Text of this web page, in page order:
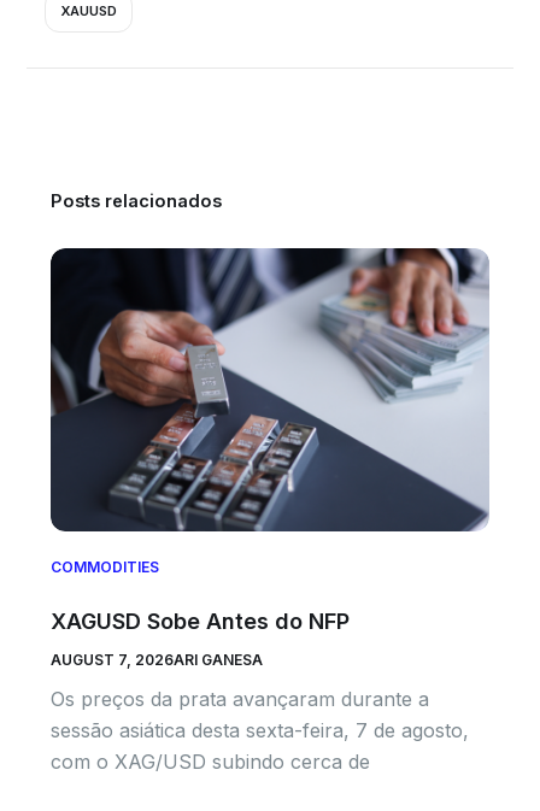
XAUUSD
Posts relacionados
COMMODITIES
XAGUSD Sobe Antes do NFP
AUGUST 7, 2026ARI GANESA
Os preços da prata avançaram durante a
sessão asiática desta sexta-feira, 7 de agosto,
com o XAG/USD subindo cerca de